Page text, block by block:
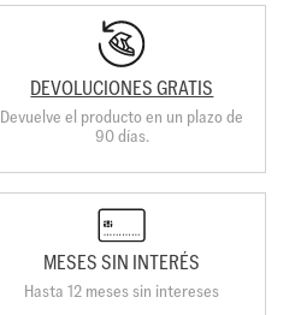
DEVOLUCIONES GRATIS
Devuelve el producto en un plazo de
90 días.
MESES SIN INTERÉS
Hasta 12 meses sin intereses